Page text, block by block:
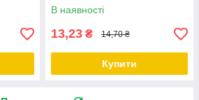
В наявності
13,23 ₴ 14,70 ₴
Купити